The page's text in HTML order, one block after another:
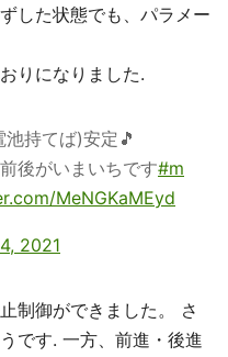
した状態でも、パラメー
りになりました.
持てば)安定🎵
後がいまいちです#m
MeNGKaMEyd
2021
制御ができました。 さ
です. 一方、前進・後進